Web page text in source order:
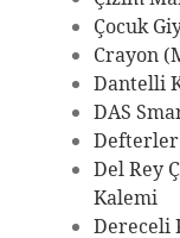
Çocuk
Crayon
Dantelli
DAS
Defterler
Del Rey
Kalemi
Dereceli